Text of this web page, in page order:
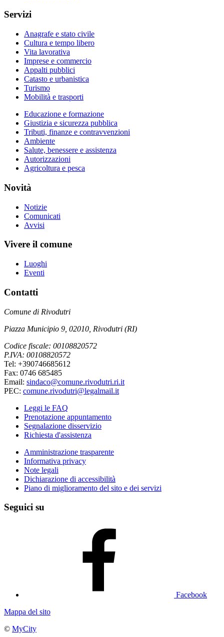
Servizi
Anagrafe e stato civile
Cultura e tempo libero
Vita lavorativa
Imprese e commercio
Appalti pubblici
Catasto e urbanistica
Turismo
Mobilità e trasporti
Educazione e formazione
Giustizia e sicurezza pubblica
Tributi, finanze e contravvenzioni
Ambiente
Salute, benessere e assistenza
Autorizzazioni
Agricoltura e pesca
Novità
Notizie
Comunicati
Avvisi
Vivere il comune
Luoghi
Eventi
Contatti
Comune di Rivodutri
Piazza Municipio 9, 02010, Rivodutri (RI)
Codice fiscale: 00108820572
P.IVA: 00108820572
Tel: +390746685612
Fax: 0746 685485
Email: sindaco@comune.rivodutri.ri.it
PEC: comune.rivodutri@legalmail.it
Leggi le FAQ
Prenotazione appuntamento
Segnalazione disservizio
Richiesta d'assistenza
Amministrazione trasparente
Informativa privacy
Note legali
Dichiarazione di accessibilità
Piano di miglioramento del sito e dei servizi
Seguici su
Facebook
Mappa del sito
© MyCity